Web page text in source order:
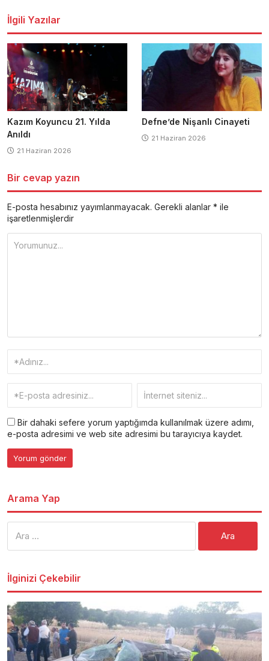
İlgili Yazılar
Kazım Koyuncu 21. Yılda
Anıldı
21 Haziran 2026
Defne’de Nişanlı Cinayeti
21 Haziran 2026
Bir cevap yazın
E-posta hesabınız yayımlanmayacak. Gerekli alanlar * ile
işaretlenmişlerdir
Bir dahaki sefere yorum yaptığımda kullanılmak üzere adımı,
e-posta adresimi ve web site adresimi bu tarayıcıya kaydet.
Arama Yap
İlginizi Çekebilir